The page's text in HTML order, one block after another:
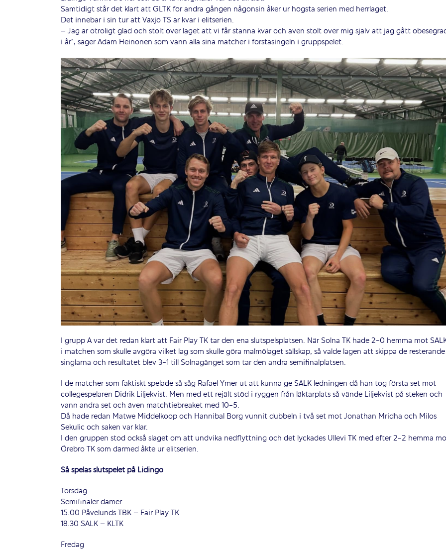
Samtidigt står det klart att GLTK för andra gången någonsin åker ur högsta serien med herrlaget.
Det innebar i sin tur att Växjö TS är kvar i elitserien.
– Jag är otroligt glad och stolt över laget att vi får stanna kvar och även stolt över mig själv att jag gått
i år”, säger Adam Heinonen som vann alla sina matcher i förstasingeln i gruppspelet.
I grupp A var det redan klart att Fair Play TK tar den ena slutspelsplatsen. När Solna TK hade 2-0 hemma mot
i matchen som skulle avgöra vilket lag som skulle göra malmölaget sällskap, så valde lagen att skippa de resterande
singlarna och resultatet blev 3-1 till Solnagänget som tar den andra semifinalplatsen.
I de matcher som faktiskt spelade så såg Rafael Ymer ut att kunna ge SALK ledningen då han tog första set mot
collegespelaren Didrik Liljekvist. Men med ett rejält stöd i ryggen från läktarplats så vände Liljekvist på steken och
vann andra set och även matchtiebreaket med 10-5.
Då hade redan Matwe Middelkoop och Hannibal Borg vunnit dubbeln i två set mot Jonathan Mridha och Milos
Sekulic och saken var klar.
I den gruppen stod också slaget om att undvika nedflyttning och det lyckades Ullevi TK med efter 2-2 hemma
Örebro TK som därmed åkte ur elitserien.
Så spelas slutspelet på Lidingö
Torsdag
Semifinaler damer
15.00 Påvelunds TBK – Fair Play TK
18.30 SALK – KLTK
Fredag